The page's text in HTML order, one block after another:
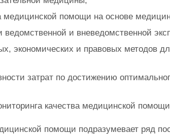
медицинской помощи на основе
ведомственной и вневедомственной
экономических и правовых методов
затрат по достижению
качества медицинской
помощи подразумевает ряд